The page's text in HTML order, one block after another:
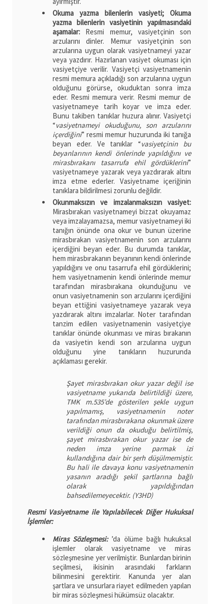
Okuma yazma bilenlerin vasiyeti; Okuma
yazma bilenlerin vasiyetinin yapılmasındaki
aşamalar: Resmi memur, vasiyetçinin son
arzularını dinler. Memur vasiyetçinin son
arzularına uygun olarak vasiyetnameyi yazar
veya yazdırır. Hazırlanan vasiyet okuması için
vasiyetçiye verilir. Vasiyetçi vasiyetnamenin
resmi memura açıkladığı son arzularına uygun
olduğunu görürse, okuduktan sonra imza
eder. Resmi memura verir. Resmi memur de
vasiyetnameye tarih koyar ve imza eder.
Bunu takiben tanıklar huzura alınır. Vasiyetçi
“vasiyetnameyi okuduğunu, son arzularını
içerdiğini” resmi memur huzurunda iki tanığa
beyan eder. Ve tanıklar “vasiyetçinin bu
beyanlarının kendi önlerinde yapıldığını ve
mirasbırakanı tasarrufa ehil gördüklerini”
vasiyetnameye yazarak veya yazdırarak altını
imza etme ederler. Vasiyetname içeriğinin
tanıklara bildirilmesi zorunlu değildir.
Okunmaksızın ve imzalanmaksızın vasiyet:
Mirasbırakan vasiyetnameyi bizzat okuyamaz
veya imzalayamazsa, memur vasiyetnameyi iki
tanığın önünde ona okur ve bunun üzerine
mirasbırakan vasiyetnamenin son arzularını
içerdiğini beyan eder. Bu durumda tanıklar,
hem mirasbırakanın beyanının kendi önlerinde
yapıldığını ve onu tasarrufa ehil gördüklerini;
hem vasiyetnamenin kendi önlerinde memur
tarafından mirasbırakana okunduğunu ve
onun vasiyetnamenin son arzularını içerdiğini
beyan ettiğini vasiyetnameye yazarak veya
yazdırarak altını imzalarlar. Noter tarafından
tanzim edilen vasiyetnamenin vasiyetçiye
tanıklar önünde okunması ve miras bırakanın
da vasiyetin kendi son arzularına uygun
olduğunu yine tanıkların huzurunda
açıklaması gerekir.
Şayet mirasbırakan okur yazar değil ise
vasiyetname yukarıda belirtildiği üzere,
TMK m.535’de gösterilen şekle uygun
yapılmamış, vasiyetnamenin noter
tarafından mirasbırakana okunmak üzere
verildiği onun da okuduğu belirtilmiş,
şayet mirasbırakan okur yazar ise de
neden imza yerine parmak izi
kullandığına dair bir şerh düşülmemiştir.
Bu hali ile davaya konu vasiyetnamenin
yasanın aradığı şekil şartlarına bağlı
olarak yapıldığından
bahsedilemeyecektir. (Y3HD)
Resmi Vasiyetname ile Yapılabilecek Diğer Hukuksal
İşlemler:
Miras Sözleşmesi:’da ölüme bağlı hukuksal
işlemler olarak vasiyetname ve miras
sözleşmesine yer verilmiştir. Bunlardan birinin
seçilmesi, ikisinin arasındaki farkların
bilinmesini gerektirir. Kanunda yer alan
şartlara ve unsurlara riayet edilmeden yapılan
bir miras sözleşmesi hükümsüz olacaktır.